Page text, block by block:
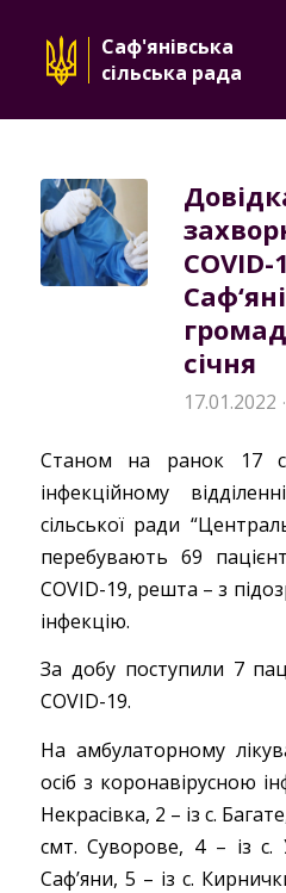
Саф'янівська
сільська рада
COVID-
січня
17.01.2022 ·
Станом на ранок 17
інфекційному
сільської ради
перебувають 69
COVID-19, решта – з
інфекцію.
За добу поступили 7
COVID-19.
На амбулаторному
осіб з коронавірусною
Некрасівка, 2 – із с.
смт. Суворове, 4 – із с.
Саф’яни, 5 – із с.